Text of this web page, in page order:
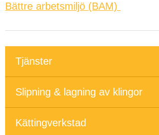
Bättre arbetsmiljö (BAM)
Tjänster
Slipning & lagning av klingor
Kättingverkstad